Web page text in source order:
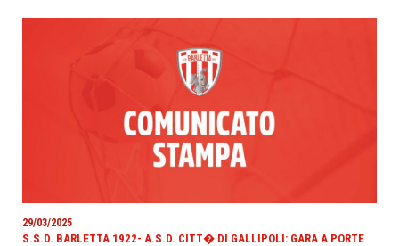
29/03/2025
S.S.D. BARLETTA 1922- A.S.D. CITT� DI GALLIPOLI: GARA A PORTE